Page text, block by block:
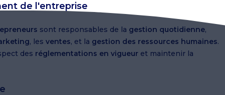
de l'entreprise
sont responsables de la gestion quotidienne,
, les ventes, et la gestion des ressources humaines.
des réglementations en vigueur et maintenir la